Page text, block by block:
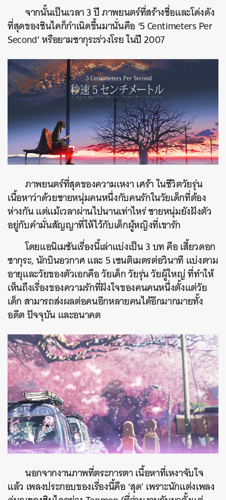
จากนั้นเป็นเวลา 3 ปี ภาพยนตร์ที่สร้างชื่อและโด่งดัง
ที่สุดของชินไคก็กำเนิดขึ้นมานั่นคือ ‘5 Centimeters Per
Second’ หรือยามซากุระร่วงโรย ในปี 2007
ภาพยนตร์ที่สุดของความเหงา เศร้า ในชีวิตวัยรุ่น
เนื้อหาว่าด้วยชายหนุ่มคนหนึ่งกับคนรักในวัยเด็กที่ต้อง
ห่างกัน แต่แม้เวลาผ่านไปนานเท่าไหร่ ชายหนุ่มยังฝังตัว
อยู่กับคำมั่นสัญญาที่ให้ไว้กับเด็กผู้หญิงที่เขารัก
โดยแอนิเมชันเรื่องนี้เล่าแบ่งเป็น 3 บท คือ เสี้ยวดอก
ซากุระ, นักบินอวกาศ และ 5 เซนติเมตรต่อวินาที แบ่งตาม
อายุและวัยของตัวเอกคือ วัยเด็ก วัยรุ่น วัยผู้ใหญ่ ที่ทำให้
เห็นถึงเรื่องของความรักที่ฝังใจของคนคนหนึ่งตั้งแต่วัย
เด็ก สามารถส่งผลต่อคนอีกหลายคนได้อีกมากมายทั้ง
อดีต ปัจจุบัน และอนาคต
นอกจากงานภาพที่ตระการตา เนื้อหาที่เหงาจับใจ
แล้ว เพลงประกอบของเรื่องนี้คือ ‘สุด’ เพราะนักแต่งเพลง
ค้นหา
SHARE TWEET LINE